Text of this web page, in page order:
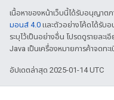
เนื้อหาของหน้าเว็บนี้ได้รับอนุญาตภ
มอนส์ 4.0 และตัวอย่างโค้ดได้รับ
ระบุไว้เป็นอย่างอื่น โปรดดูรายละเ
Java เป็นเครื่องหมายการค้าจดท
อัปเดตล่าสุด 2025-01-14 UTC